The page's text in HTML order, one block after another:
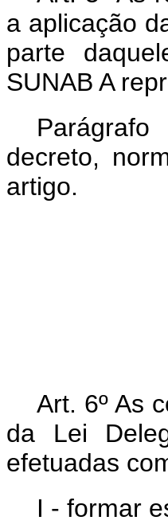
a aplicação
parte
SUNAB A
decreto,
artigo.
Art. 6º As
da Lei
efetuadas
I - formar